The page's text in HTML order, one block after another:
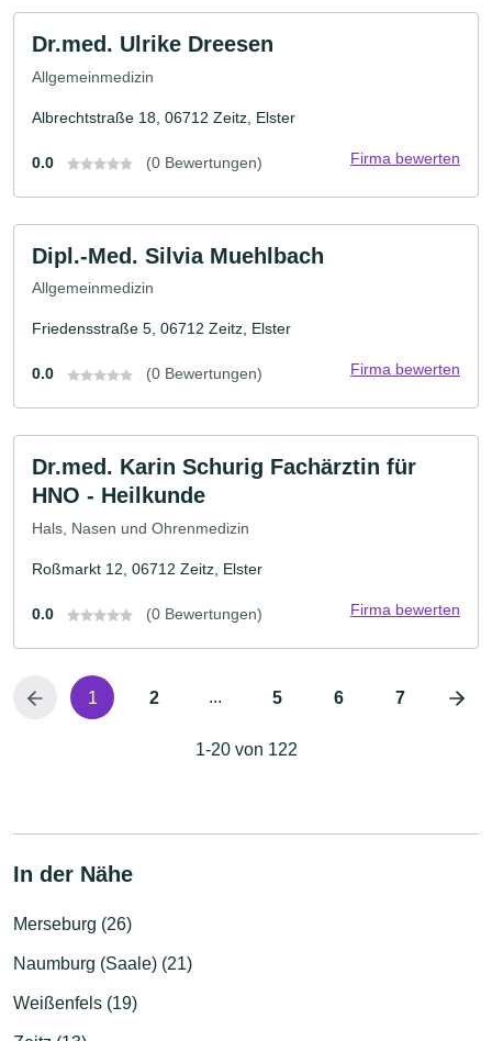
Dr.med. Ulrike Dreesen
Allgemeinmedizin
Albrechtstraße 18, 06712 Zeitz, Elster
0.0 (0 Bewertungen) Firma bewerten
Dipl.-Med. Silvia Muehlbach
Allgemeinmedizin
Friedensstraße 5, 06712 Zeitz, Elster
0.0 (0 Bewertungen) Firma bewerten
Dr.med. Karin Schurig Fachärztin für
HNO - Heilkunde
Hals, Nasen und Ohrenmedizin
Roßmarkt 12, 06712 Zeitz, Elster
0.0 (0 Bewertungen) Firma bewerten
1 2 ... 5 6 7
1-20 von 122
In der Nähe
Merseburg (26)
Naumburg (Saale) (21)
Weißenfels (19)